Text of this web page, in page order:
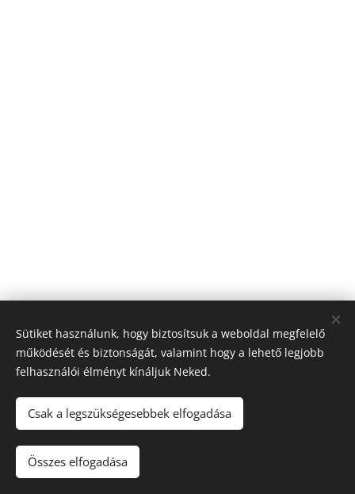
© 2026 Nagyfólia Kft. Minden jog fenntartva
Sütik
Sütiket használunk, hogy biztosítsuk a weboldal megfelelő
működését és biztonságát, valamint hogy a lehető legjobb
felhasználói élményt kínáljuk Neked.
Csak a legszükségesebbek elfogadása
Összes elfogadása